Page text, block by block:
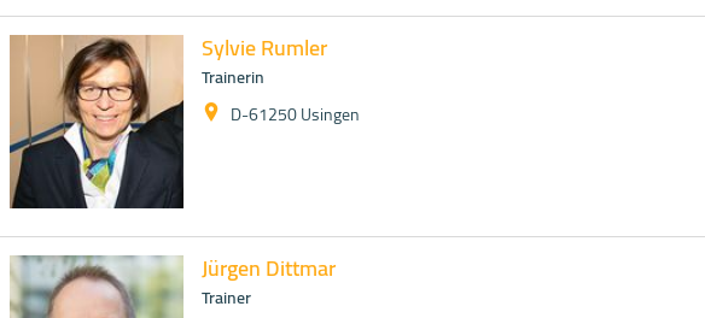
Sylvie Rumler
Trainerin
D-61250 Usingen
Jürgen Dittmar
Trainer